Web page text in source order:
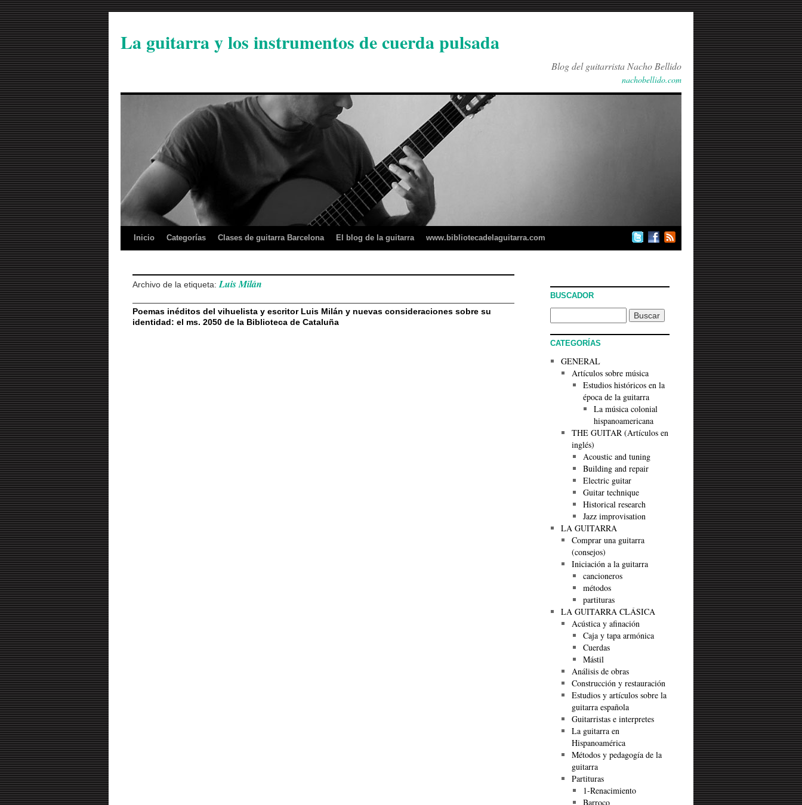
La guitarra y los instrumentos de cuerda pulsada
Blog del guitarrista Nacho Bellido
nachobellido.com
Inicio Categorías Clases de guitarra Barcelona El blog de la guitarra www.bibliotecadelaguitarra.com
Archivo de la etiqueta: Luis Milán
Poemas inéditos del vihuelista y escritor Luis Milán y nuevas consideraciones sobre su
identidad: el ms. 2050 de la Biblioteca de Cataluña
BUSCADOR
CATEGORÍAS
GENERAL
Artículos sobre música
Estudios históricos en la
época de la guitarra
La música colonial
hispanoamericana
THE GUITAR (Artículos en
inglés)
Acoustic and tuning
Building and repair
Electric guitar
Guitar technique
Historical research
Jazz improvisation
LA GUITARRA
Comprar una guitarra
(consejos)
Iniciación a la guitarra
cancioneros
métodos
partituras
LA GUITARRA CLÁSICA
Acústica y afinación
Caja y tapa armónica
Cuerdas
Mástil
Análisis de obras
Construcción y restauración
Estudios y artículos sobre la
guitarra española
Guitarristas e interpretes
La guitarra en
Hispanoamérica
Métodos y pedagogía de la
guitarra
Partituras
1-Renacimiento
Barroco